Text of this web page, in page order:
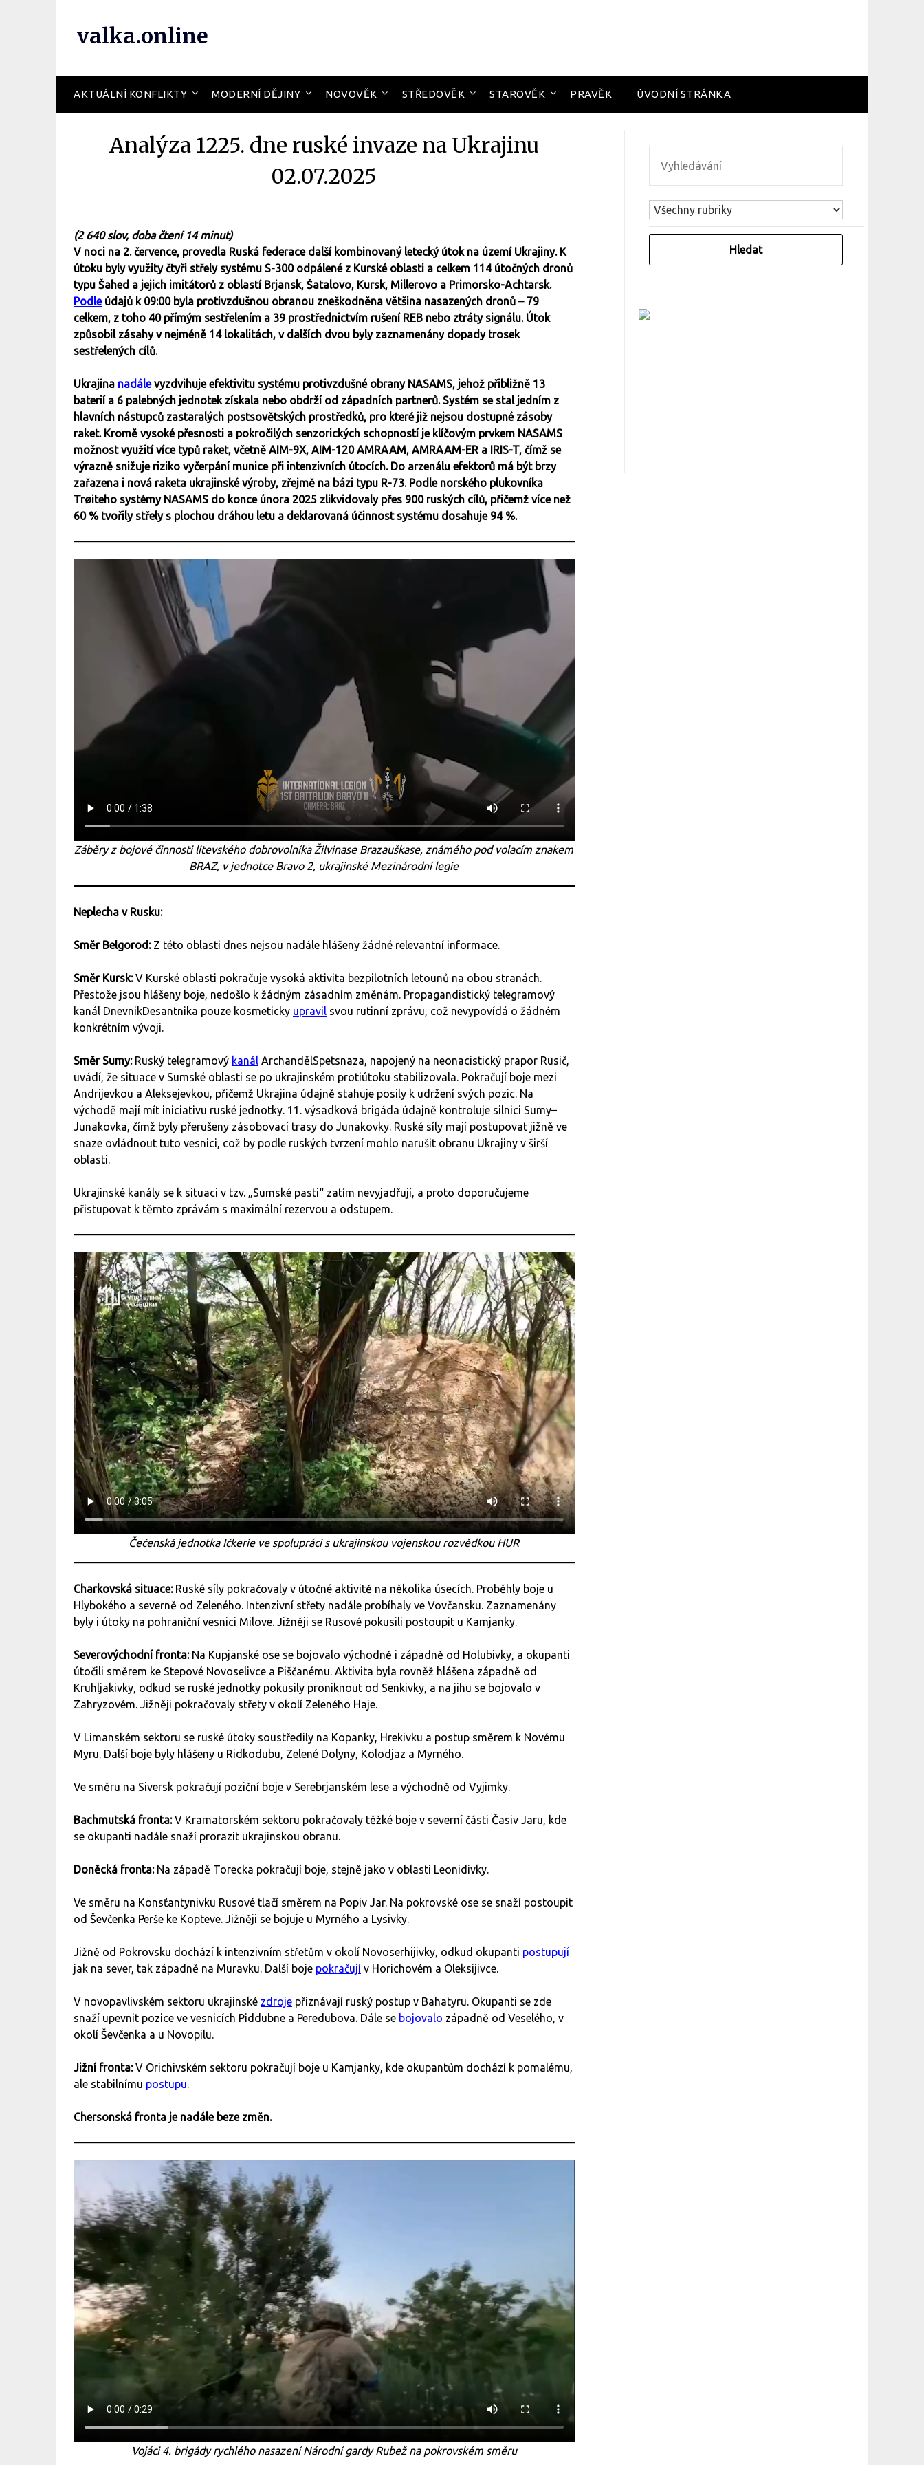
valka.online
AKTUÁLNÍ KONFLIKTY MODERNÍ DĚJINY NOVOVĚK STŘEDOVĚK STAROVĚK PRAVĚK ÚVODNÍ STRÁNKA
Analýza 1225. dne ruské invaze na Ukrajinu
02.07.2025
(2 640 slov, doba čtení 14 minut)
V noci na 2. července, provedla Ruská federace další kombinovaný letecký útok na území Ukrajiny. K
útoku byly využity čtyři střely systému S-300 odpálené z Kurské oblasti a celkem 114 útočných dronů
typu Šahed a jejich imitátorů z oblastí Brjansk, Šatalovo, Kursk, Millerovo a Primorsko-Achtarsk.
Podleúdajů k 09:00 byla protivzdušnou obranou zneškodněna většina nasazených dronů – 79
celkem, z toho 40 přímým sestřelením a 39 prostřednictvím rušení REB nebo ztráty signálu. Útok
způsobil zásahy v nejméně 14 lokalitách, v dalších dvou byly zaznamenány dopady trosek
sestřelených cílů.
Ukrajina nadálevyzdvihuje efektivitu systému protivzdušné obrany NASAMS, jehož přibližně 13
baterií a 6 palebných jednotek získala nebo obdrží od západních partnerů. Systém se stal jedním z
hlavních nástupců zastaralých postsovětských prostředků, pro které již nejsou dostupné zásoby
raket. Kromě vysoké přesnosti a pokročilých senzorických schopností je klíčovým prvkem NASAMS
možnost využití více typů raket, včetně AIM-9X, AIM-120 AMRAAM, AMRAAM-ER a IRIS-T, čímž se
výrazně snižuje riziko vyčerpání munice při intenzivních útocích. Do arzenálu efektorů má být brzy
zařazena i nová raketa ukrajinské výroby, zřejmě na bázi typu R-73. Podle norského plukovníka
Trøiteho systémy NASAMS do konce února 2025 zlikvidovaly přes 900 ruských cílů, přičemž více než
60 % tvořily střely s plochou dráhou letu a deklarovaná účinnost systému dosahuje 94 %.
Záběry z bojové činnosti litevského dobrovolníka Žilvinase Brazauškase, známého pod volacím znakem
BRAZ, v jednotce Bravo 2, ukrajinské Mezinárodní legie
Neplecha v Rusku:
Směr Belgorod:Z této oblasti dnes nejsou nadále hlášeny žádné relevantní informace.
Směr Kursk:V Kurské oblasti pokračuje vysoká aktivita bezpilotních letounů na obou stranách.
Přestože jsou hlášeny boje, nedošlo k žádným zásadním změnám. Propagandistický telegramový
kanál DnevnikDesantnika pouze kosmeticky upravil svou rutinní zprávu, což nevypovídá o žádném
konkrétním vývoji.
Směr Sumy: Ruský telegramový kanál ArchandělSpetsnaza, napojený na neonacistický prapor Rusič,
uvádí, že situace v Sumské oblasti se po ukrajinském protiútoku stabilizovala. Pokračují boje mezi
Andrijevkou a Aleksejevkou, přičemž Ukrajina údajně stahuje posily k udržení svých pozic. Na
východě mají mít iniciativu ruské jednotky. 11. výsadková brigáda údajně kontroluje silnici Sumy–
Junakovka, čímž byly přerušeny zásobovací trasy do Junakovky. Ruské síly mají postupovat jižně ve
snaze ovládnout tuto vesnici, což by podle ruských tvrzení mohlo narušit obranu Ukrajiny v širší
oblasti.
Ukrajinské kanály se k situaci v tzv. „Sumské pasti“ zatím nevyjadřují, a proto doporučujeme
přistupovat k těmto zprávám s maximální rezervou a odstupem.
Čečenská jednotka Ičkerie ve spolupráci s ukrajinskou vojenskou rozvědkou HUR
Charkovská situace: Ruské síly pokračovaly v útočné aktivitě na několika úsecích. Proběhly boje u
Hlybokého a severně od Zeleného. Intenzivní střety nadále probíhaly ve Vovčansku. Zaznamenány
byly i útoky na pohraniční vesnici Milove. Jižněji se Rusové pokusili postoupit u Kamjanky.
Severovýchodní fronta: Na Kupjanské ose se bojovalo východně i západně od Holubivky, a okupanti
útočili směrem ke Stepové Novoselivce a Piščanému. Aktivita byla rovněž hlášena západně od
Kruhljakivky, odkud se ruské jednotky pokusily proniknout od Senkivky, a na jihu se bojovalo v
Zahryzovém. Jižněji pokračovaly střety v okolí Zeleného Haje.
V Limanském sektoru se ruské útoky soustředily na Kopanky, Hrekivku a postup směrem k Novému
Myru. Další boje byly hlášeny u Ridkodubu, Zelené Dolyny, Kolodjaz a Myrného.
Ve směru na Siversk pokračují poziční boje v Serebrjanském lese a východně od Vyjimky.
Bachmutská fronta:V Kramatorském sektoru pokračovaly těžké boje v severní části Časiv Jaru, kde
se okupanti nadále snaží prorazit ukrajinskou obranu.
Doněcká fronta: Na západě Torecka pokračují boje, stejně jako v oblasti Leonidivky.
Ve směru na Konsťantynivku Rusové tlačí směrem na Popiv Jar. Na pokrovské ose se snaží postoupit
od Ševčenka Perše ke Kopteve. Jižněji se bojuje u Myrného a Lysivky.
Jižně od Pokrovsku dochází k intenzivním střetům v okolí Novoserhijivky, odkud okupanti postupují
jak na sever, tak západně na Muravku. Další boje pokračují v Horichovém a Oleksijivce.
V novopavlivském sektoru ukrajinské zdroje přiznávají ruský postup v Bahatyru. Okupanti se zde
snaží upevnit pozice ve vesnicích Piddubne a Peredubova. Dále se bojovalo západně od Veselého, v
okolí Ševčenka a u Novopilu.
Jižní fronta:V Orichivském sektoru pokračují boje u Kamjanky, kde okupantům dochází k pomalému,
ale stabilnímu postupu.
Chersonská fronta je nadále beze změn.
Vojáci 4. brigády rychlého nasazení Národní gardy Rubež na pokrovském směru